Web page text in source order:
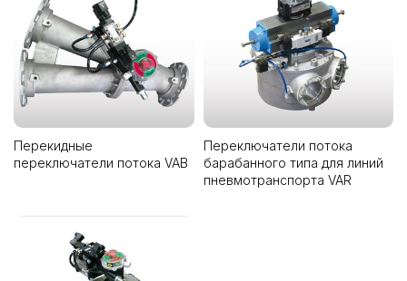
Перекидные
переключатели потока VAB
Переключатели потока
барабанного типа для линий
пневмотранспорта VAR